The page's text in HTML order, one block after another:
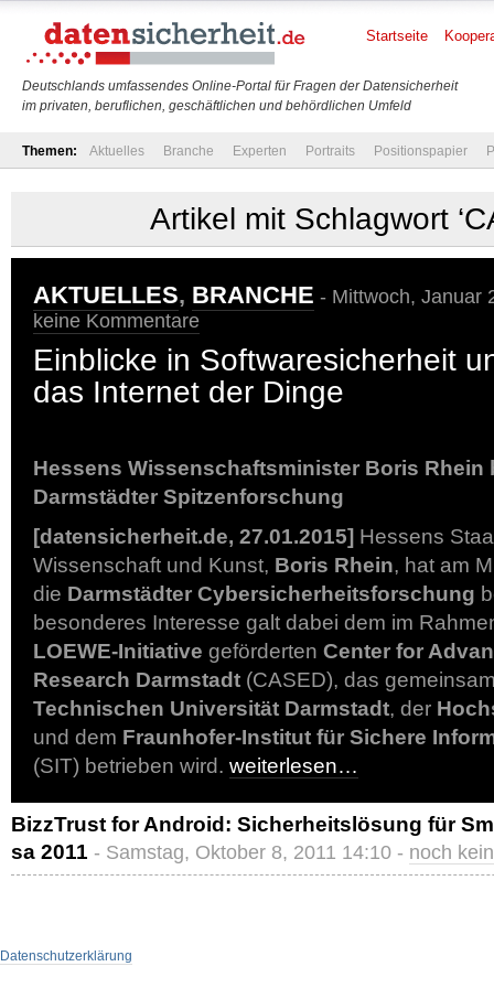
Deutschlands umfassendes Online-Portal für Fragen der Datensicherheit
im privaten, beruflichen, geschäftlichen und behördlichen Umfeld
Startseite
Themen: Aktuelles Branche Experten Portraits Positionspapier
Artikel mit Schlagwort
AKTUELLES, BRANCHE - Mittwoch, Januar
keine Kommentare
Einblicke in Softwaresicherheit
das Internet der Dinge
Hessens Wissenschaftsminister Boris Rhein
Darmstädter Spitzenforschung
[datensicherheit.de, 27.01.2015] Hessens
Wissenschaft und Kunst, Boris Rhein, hat am
die Darmstädter Cybersicherheitsforschung
besonderes Interesse galt dabei dem im
LOEWE-Initiative geförderten Center for
Research Darmstadt (CASED), das
Technischen Universität Darmstadt, der
und dem Fraunhofer-Institut für Sichere
(SIT) betrieben wird. weiterlesen…
BizzTrust for Android: Sicherheitslösung für
sa 2011 - Samstag, Oktober 8, 2011 14:10 - noch
Datenschutzerklärung